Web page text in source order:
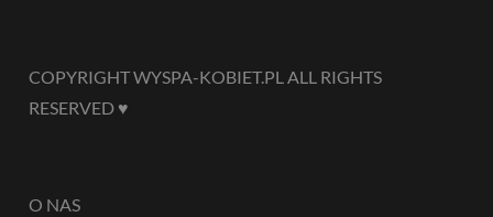
COPYRIGHT WYSPA-KOBIET.PL ALL RIGHTS
RESERVED ♥
O NAS